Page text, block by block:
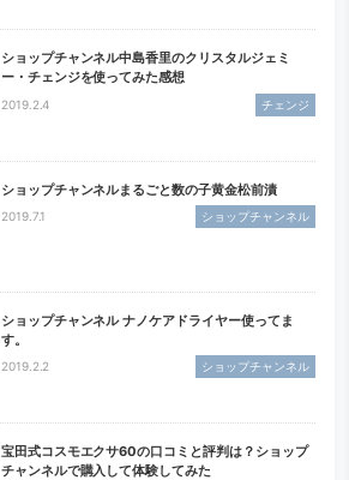
ショップチャンネル中島香里のクリスタルジェミ
ー・チェンジを使ってみた感想
2019.2.4 チェンジ
ショップチャンネルまるごと数の子黄金松前漬
2019.7.1 ショップチャンネル
ショップチャンネル ナノケアドライヤー使ってま
す。
2019.2.2 ショップチャンネル
宝田式コスモエクサ60の口コミと評判は？ショップ
チャンネルで購入して体験してみた